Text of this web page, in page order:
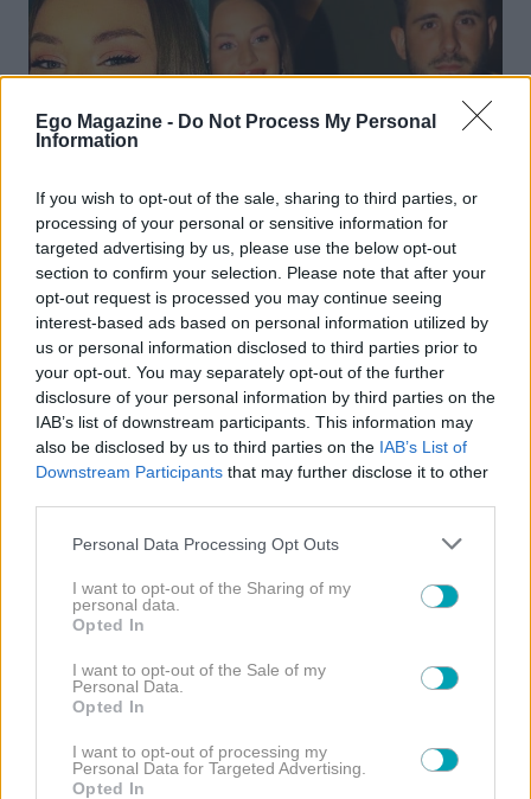
Ego Magazine - Do Not Process My Personal
Information
If you wish to opt-out of the sale, sharing to third parties, or
processing of your personal or sensitive information for
targeted advertising by us, please use the below opt-out
section to confirm your selection. Please note that after your
opt-out request is processed you may continue seeing
interest-based ads based on personal information utilized by
us or personal information disclosed to third parties prior to
your opt-out. You may separately opt-out of the further
disclosure of your personal information by third parties on the
IAB’s list of downstream participants. This information may
also be disclosed by us to third parties on the IAB’s List of
Downstream Participants that may further disclose it to other
Please note that this website/app uses one or more Google
not limited to your visit or usage behaviour. You may click to
grant or deny consent to Google and its third-party tags to
use your data for below specified purposes in below Google
consent section.
Personal Data Processing Opt Outs
I want to opt-out of the Sharing of my
personal data.
Opted In
I want to opt-out of the Sale of my
Personal Data.
Opted In
I want to opt-out of processing my
Personal Data for Targeted Advertising.
Opted In
NEWS
Ανδρομάχη: Το μήνυμα όλα νόημα μετά το διαζύγιο
απο τον Λιβάνη- “Όποιος εχει φως…”